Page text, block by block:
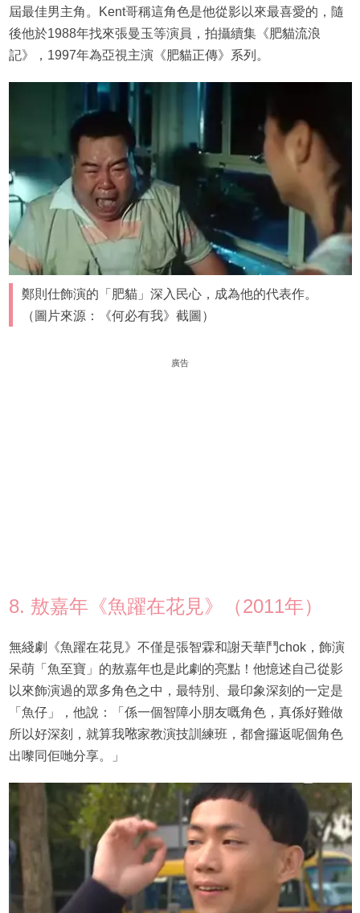
屆最佳男主角。Kent哥稱這角色是他從影以來最喜愛的，隨
後他於1988年找來張曼玉等演員，拍攝續集《肥貓流浪
記》，1997年為亞視主演《肥貓正傳》系列。
鄭則仕飾演的「肥貓」深入民心，成為他的代表作。
（圖片來源：《何必有我》截圖）
廣告
8. 敖嘉年《魚躍在花見》（2011年）
無綫劇《魚躍在花見》不僅是張智霖和謝天華鬥chok，飾演
呆萌「魚至寶」的敖嘉年也是此劇的亮點！他憶述自己從影
以來飾演過的眾多角色之中，最特別、最印象深刻的一定是
「魚仔」，他說：「係一個智障小朋友嘅角色，真係好難做
所以好深刻，就算我𠵱家教演技訓練班，都會攞返呢個角色
出嚟同佢哋分享。」